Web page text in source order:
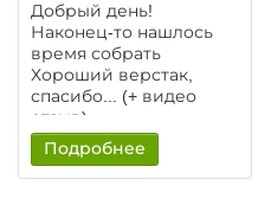
Добрый день!
Наконец-то нашлось
время собрать
Хороший верстак,
спасибо... (+ видео
отзыв)
Подробнее